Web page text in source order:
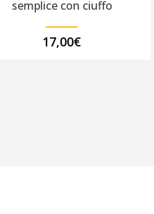
semplice con ciuffo
17,00€